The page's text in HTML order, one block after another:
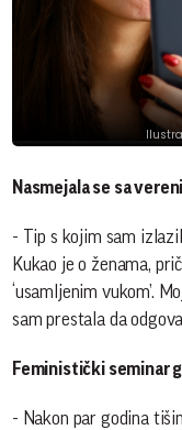
Nasmejala se sa
- Tip s kojim sam
Kukao je o ženama,
‘usamljenim vukom’.
sam prestala da
Feministički seminar
- Nakon par godina